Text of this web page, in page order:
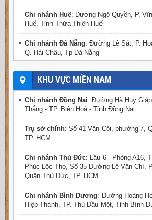
Chi nhánh Hà Nam: Đương Quy Lưu,
TP. Phủ Lý, Tỉnh Hà Nam
Chi nhánh Hưng Yên: Đường Nguyễn
Hưng Yên, Hưng Yên
Chi nhánh Thái Bình: Phố Kim Đồng, P.
TP. Thái Bình, tỉnh Thái Bình
Chi nhánh Bắc Giang : Đường Trần
Xương - TP.Bắc Giang
Chi nhánh Thái Nguyên: Đường Chu Văn
Văn Thụ, TP.Thái Nguyên
Chi nhánh Bắc Ninh 2: Đường Lê Phụng
Ngàn - Thị xã Từ Sơn - Bắc Ninh
Chi nhánh Hải Phòng: Đường Lạch Tray,
Q. Ngô Quyền - TP. Hải Phòng
Chi nhánh Vĩnh Phúc: Đường Chu Văn
Chi nhánh Huế: Đường Ngô Quyền, P.
Huế, Tỉnh Thừa Thiên Huế
Chi nhánh Đà Nẵng: Đường Lê Sát, P.
Q. Hải Châu, Tp Đà Nẵng
KHU VỰC MIỀN NAM
Chi nhánh Đồng Nai: Đường Hà Huy
Thắng - TP. Biên Hoà - Tỉnh Đồng Nai
Trụ sở chính: Số 41 Vân Côi, phường 7,
TP. HCM
Chi nhánh Thủ Đức: Lầu 6 - Phòng A16,
Phúc Lộc Thọ, Số 35 Đường Lê Văn Chí,
Quận Thủ Đức, TP. HCM
Chi nhánh Bình Dương: Đường Hoàng
Hiệp Thành, TP. Thủ Dầu Một, Tỉnh Bình